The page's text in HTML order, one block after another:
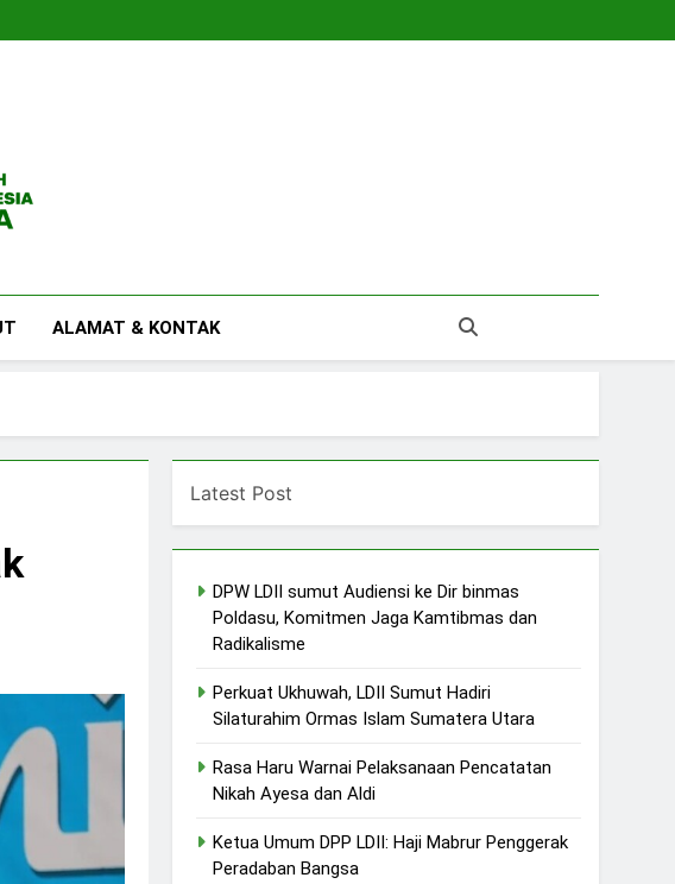
Utara
ALAMAT & KONTAK
Latest Post
DPW LDII sumut Audiensi ke Dir binmas
Poldasu, Komitmen Jaga Kamtibmas dan
Radikalisme
Perkuat Ukhuwah, LDII Sumut Hadiri
Silaturahim Ormas Islam Sumatera Utara
Rasa Haru Warnai Pelaksanaan Pencatatan
Nikah Ayesa dan Aldi
Ketua Umum DPP LDII: Haji Mabrur Penggerak
Peradaban Bangsa